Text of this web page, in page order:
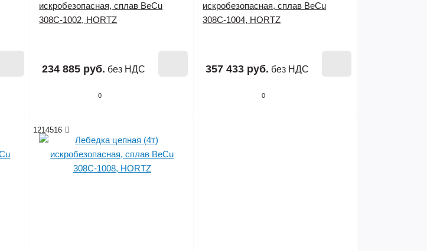
0
искробезопасная, сплав BeCu
308C-1002, HORTZ
234 885 руб. без НДС
0
искробезопасная, сплав BeCu
308C-1004, HORTZ
357 433 руб. без НДС
1214516